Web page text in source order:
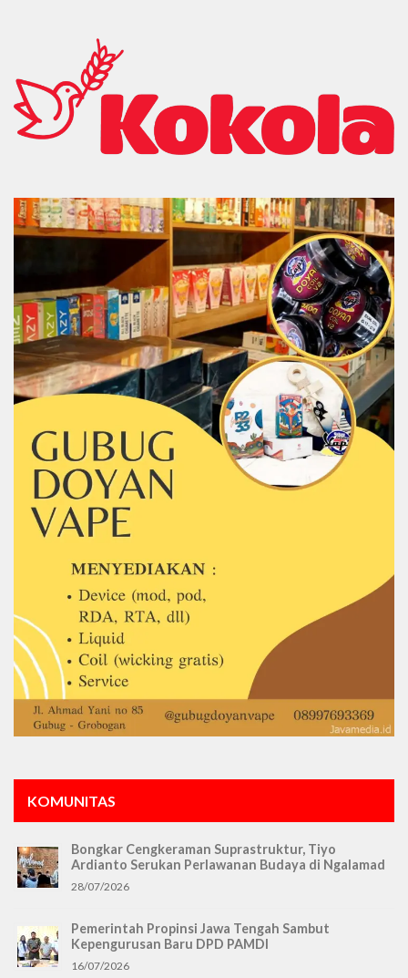
KOMUNITAS
Bongkar Cengkeraman Suprastruktur, Tiyo
Ardianto Serukan Perlawanan Budaya di Ngalamad
28/07/2026
Pemerintah Propinsi Jawa Tengah Sambut
Kepengurusan Baru DPD PAMDI
16/07/2026